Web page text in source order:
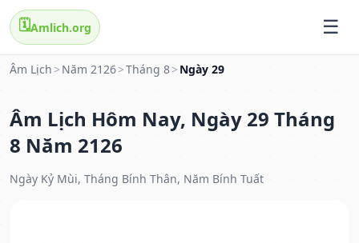
🗓️Amlich.org
Âm Lịch > Năm 2126>Tháng 8> Ngày 29
Âm Lịch Hôm Nay, Ngày 29 Tháng
8 Năm 2126
Ngày Kỷ Mùi, Tháng Bính Thân, Năm Bính Tuất